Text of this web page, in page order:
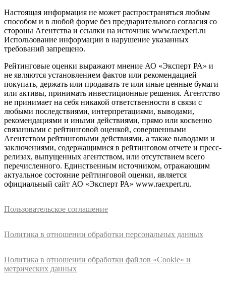
Настоящая информация не может распространяться любым
способом и в любой форме без предварительного согласия со
стороны Агентства и ссылки на источник www.raexpert.ru
Использование информации в нарушение указанных
требований запрещено.
Рейтинговые оценки выражают мнение АО «Эксперт РА» и
не являются установлением фактов или рекомендацией
покупать, держать или продавать те или иные ценные бумаги
или активы, принимать инвестиционные решения. Агентство
не принимает на себя никакой ответственности в связи с
любыми последствиями, интерпретациями, выводами,
рекомендациями и иными действиями, прямо или косвенно
связанными с рейтинговой оценкой, совершенными
Агентством рейтинговыми действиями, а также выводами и
заключениями, содержащимися в рейтинговом отчете и пресс-
релизах, выпущенных агентством, или отсутствием всего
перечисленного. Единственным источником, отражающим
актуальное состояние рейтинговой оценки, является
официальный сайт АО «Эксперт РА» www.raexpert.ru.
Пользовательское соглашение
Политика в отношении обработки персональных данных
Политика в отношении обработки файлов «Cookie» и
метрических данных